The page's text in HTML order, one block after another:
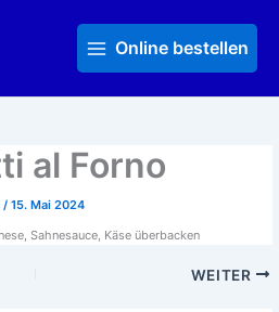
MenuOnline bestellen
al Forno
/ 15. Mai 2024
Sahnesauce, Käse überbacken
WEITER